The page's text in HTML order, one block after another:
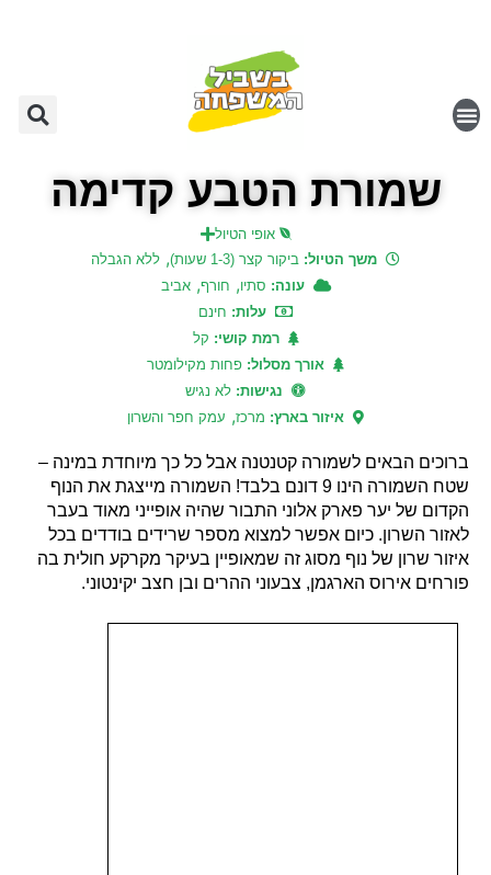
שמורת הטבע קדימה
אופי הטיול
משך הטיול: ביקור קצר (1-3 שעות) , ללא הגבלה
עונה: סתיו, חורף, אביב
עלות: חינם
רמת קושי: קל
אורך מסלול: פחות מקילומטר
נגישות: לא נגיש
איזור בארץ: מרכז, עמק חפר והשרון
ברוכים הבאים לשמורה קטנטנה אבל כל כך מיוחדת במינה –
שטח השמורה הינו 9 דונם בלבד! השמורה מייצגת את הנוף
הקדום של יער פארק אלוני התבור שהיה אופייני מאוד בעבר
לאזור השרון. כיום אפשר למצוא מספר שרידים בודדים בכל
איזור שרון של נוף מסוג זה שמאופיין בעיקר מקרקע חולית בה
פורחים אירוס הארגמן, צבעוני ההרים ובן חצב יקינטוני.